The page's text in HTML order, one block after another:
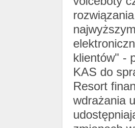
klientów" -
KAS do
Resort
wdrażania